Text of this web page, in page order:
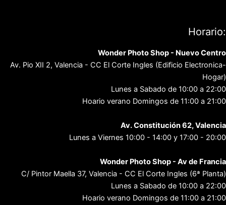
Horario:
Wonder Photo Shop - Nuevo Centro
Av. Pio XII 2, Valencia - CC El Corte Ingles (Edificio Electronica-
Hogar)
Lunes a Sabado de 10:00 a 22:00
Hoario verano Domingos de 11:00 a 21:00
Av. Constitución 62, Valencia
Lunes a Viernes 10:00 - 14:00 y 17:00 - 20:00
Wonder Photo Shop - Av de Francia
C/ Pintor Maella 37, Valencia - CC El Corte Ingles (6ª Planta)
Lunes a Sabado de 10:00 a 22:00
Hoario verano Domingos de 11:00 a 21:00